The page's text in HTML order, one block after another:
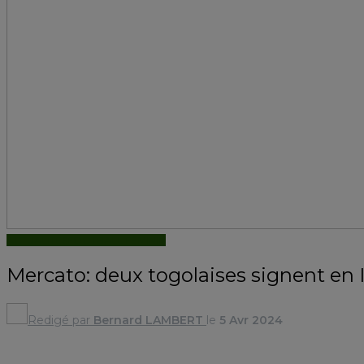
Mercato: deux togolaises signent en
Redigé par Bernard LAMBERT le 5 Avr 2024